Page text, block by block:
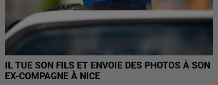
IL TUE SON FILS ET ENVOIE DES PHOTOS À SON
EX-COMPAGNE À NICE